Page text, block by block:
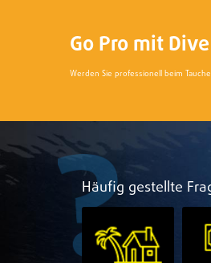
Go Pro mit
Werden Sie professionell beim
Häufig gestellte